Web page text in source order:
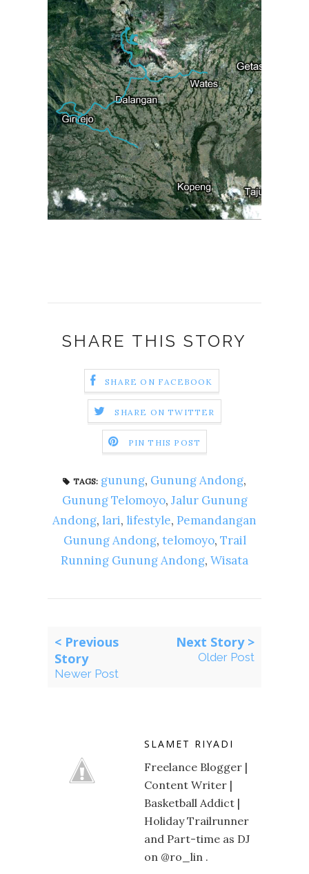
SHARE THIS STORY
SHARE ON FACEBOOK
SHARE ON TWITTER
PIN THIS POST
TAGS: gunung, Gunung Andong,
Gunung Telomoyo, Jalur Gunung
Andong, lari, lifestyle, Pemandangan
Gunung Andong, telomoyo, Trail
Running Gunung Andong, Wisata
< Previous
Story
Newer Post
Next Story >
Older Post
SLAMET RIYADI
Freelance Blogger |
Content Writer |
Basketball Addict |
Holiday Trailrunner
and Part-time as DJ
on @ro_lin .